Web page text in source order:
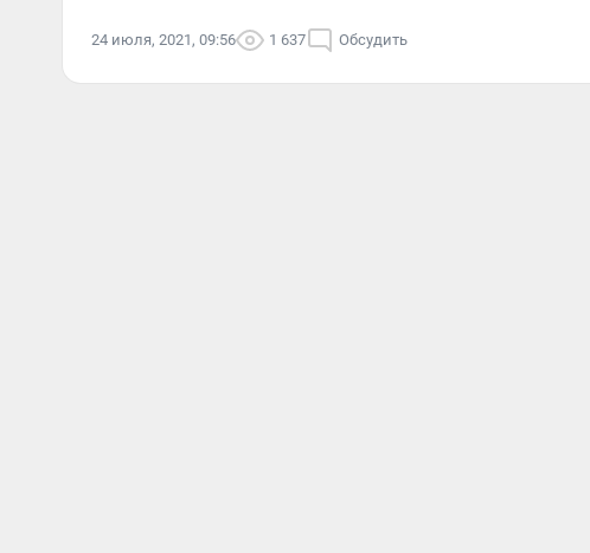
24 июля, 2021, 09:56 1 637 Обсудить